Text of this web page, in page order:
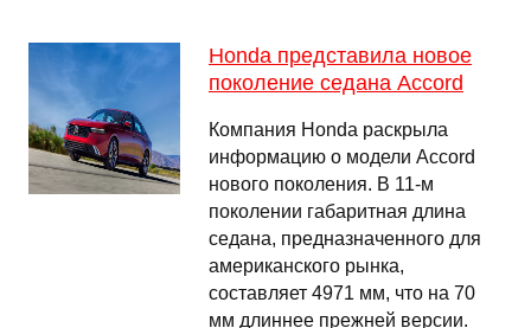
Honda представила новое
поколение седана Accord
Компания Honda раскрыла
информацию о модели Accord
нового поколения. В 11-м
поколении габаритная длина
седана, предназначенного для
американского рынка,
составляет 4971 мм, что на 70
мм длиннее прежней версии.